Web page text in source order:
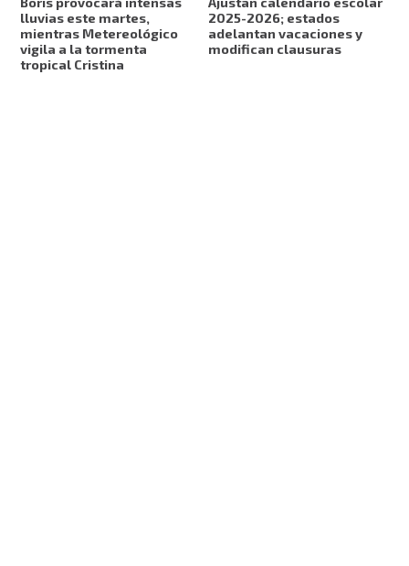
lluvias este martes,
mientras Metereológico
vigila a la tormenta
tropical Cristina
2025-2026; estados
adelantan vacaciones y
modifican clausuras